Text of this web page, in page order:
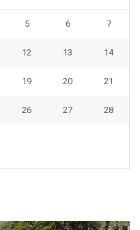
5 6 7
12 13 14
19 20 21
26 27 28